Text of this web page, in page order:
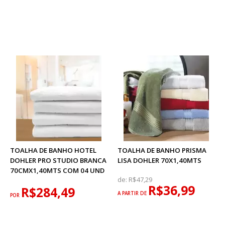
TOALHA DE BANHO HOTEL
DOHLER PRO STUDIO BRANCA
70CMX1,40MTS COM 04 UND
POR R$284,49
TOALHA DE BANHO PRISMA
LISA DOHLER 70X1,40MTS
de: R$47,29
A PARTIR DE R$36,99